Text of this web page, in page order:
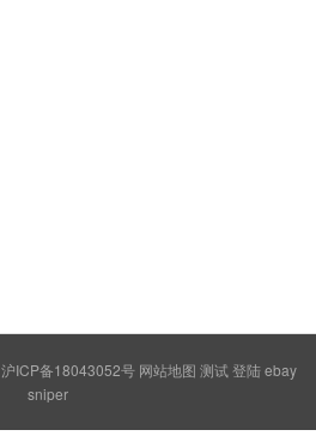
沪ICP备18043052号 网站地图 测试 登陆 ebay
sniper